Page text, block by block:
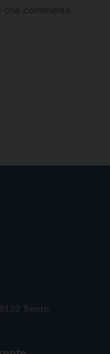
commento.
Trento